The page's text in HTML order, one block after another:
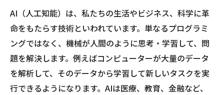
AI（人工知能）は、私たちの生活やビジネス、科学に革
命をもたらす技術といわれています。単なるプログラミ
ングではなく、機械が人間のように思考・学習して、問
題を解決します。例えばコンピューターが大量のデータ
を解析して、そのデータから学習して新しいタスクを実
行できるようになります。AIは医療、教育、金融など、